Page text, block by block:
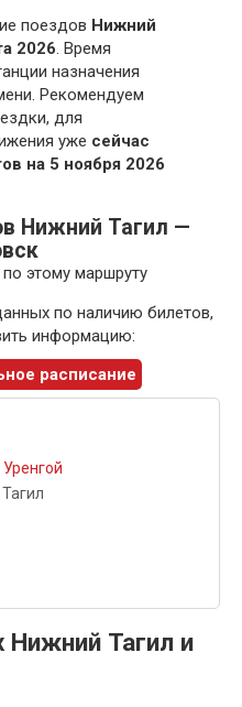
поездов Нижний
2026. Время
назначения
Рекомендуем
для
уже сейчас
на 5 ноября 2026
Нижний Тагил —
этому маршруту
по наличию билетов,
информацию:
расписание
Нижний Тагил и